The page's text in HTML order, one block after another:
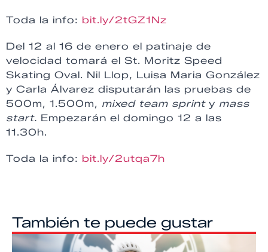
Toda la info: bit.ly/2tGZ1Nz
Del 12 al 16 de enero el patinaje de
velocidad tomará el St. Moritz Speed
Skating Oval. Nil Llop, Luisa Maria González
y Carla Álvarez disputarán las pruebas de
500m, 1.500m, mixed team sprinty mass
start. Empezarán el domingo 12 a las
11.30h.
Toda la info: bit.ly/2utqa7h
También te puede gustar